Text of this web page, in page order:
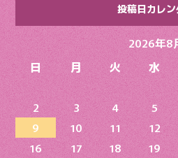
投稿日カレン
2026年8
日
月 火 水
2
3 4 5
9
10 11 12
16
17 18 19